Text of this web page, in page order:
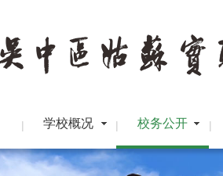
| 学校概况 | 校务公开 |